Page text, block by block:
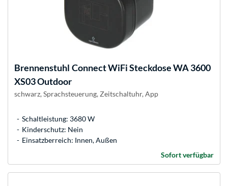
Brennenstuhl Connect WiFi Steckdose WA 3600
XS03 Outdoor
schwarz, Sprachsteuerung, Zeitschaltuhr, App
Schaltleistung: 3680 W
Kinderschutz: Nein
Einsatzberreich: Innen, Außen
Sofort verfügbar